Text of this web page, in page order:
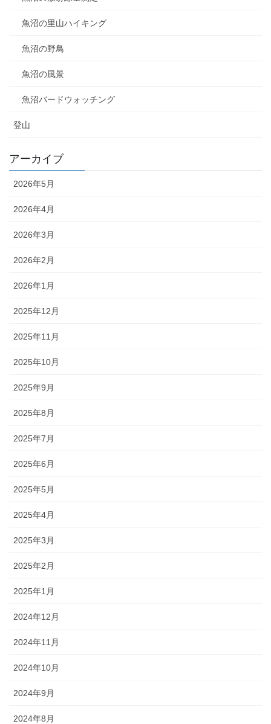
魚沼の里山ハイキング
魚沼の野鳥
魚沼の風景
魚沼バードウォッチング
登山
アーカイブ
2026年5月
2026年4月
2026年3月
2026年2月
2026年1月
2025年12月
2025年11月
2025年10月
2025年9月
2025年8月
2025年7月
2025年6月
2025年5月
2025年4月
2025年3月
2025年2月
2025年1月
2024年12月
2024年11月
2024年10月
2024年9月
2024年8月